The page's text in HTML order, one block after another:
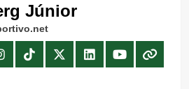
Júnior